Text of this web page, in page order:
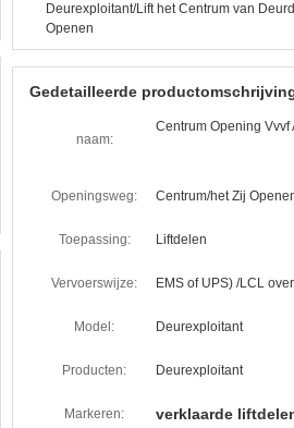
Deurexploitant/Lift het Centrum van
Openen
Gedetailleerde
naam:
Centrum Opening Vvvf
Openingsweg: Centrum/het Zij
Toepassing: Liftdelen
Vervoerswijze: EMS of UPS) /LCL
Model: Deurexploitant
Producten: Deurexploitant
Markeren: verklaarde